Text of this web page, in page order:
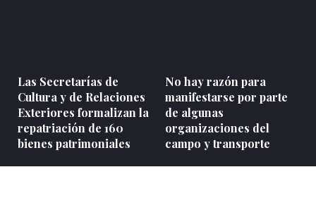
Las Secretarías de
Cultura y de Relaciones
Exteriores formalizan la
repatriación de 160
bienes patrimoniales
No hay razón para
manifestarse por parte
de algunas
organizaciones del
campo y transporte